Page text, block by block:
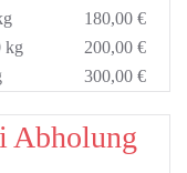
180,00 €
kg
200,00 €
300,00 €
Abholung